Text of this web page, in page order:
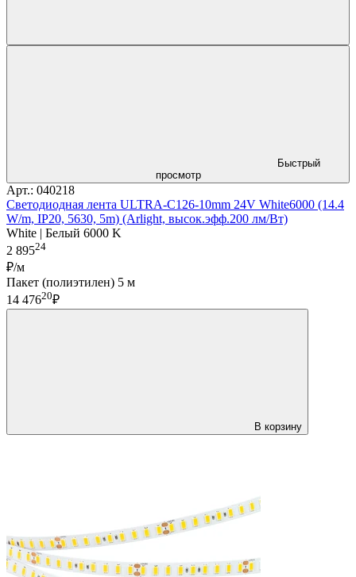
Быстрый
просмотр
Арт.: 040218
Светодиодная лента ULTRA-C126-10mm 24V White6000 (14.4
W/m, IP20, 5630, 5m) (Arlight, высок.эфф.200 лм/Вт)
White | Белый 6000 K
2 89524
₽/м
Пакет (полиэтилен) 5 м
14 47620₽
В корзину